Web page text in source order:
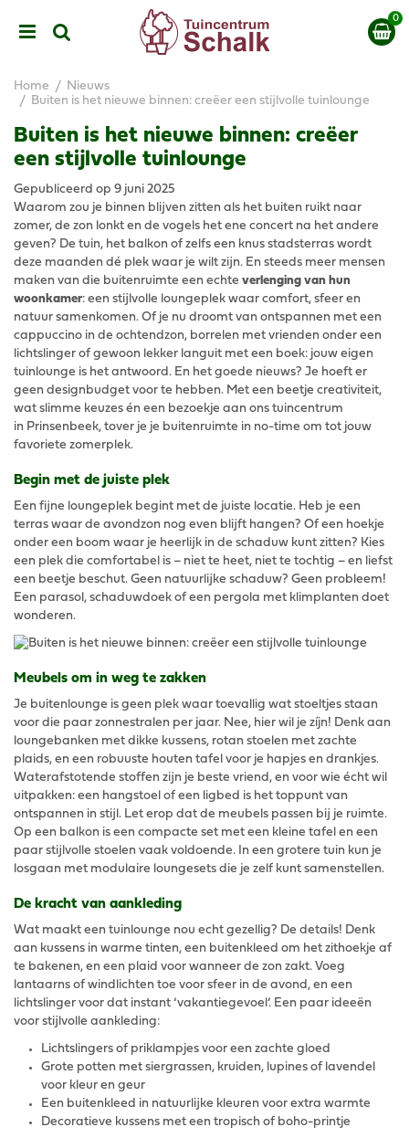
Home
Nieuws
Buiten is het nieuwe binnen: creëer een stijlvolle tuinlounge
Buiten is het nieuwe binnen: creëer
een stijlvolle tuinlounge
Gepubliceerd op 9 juni 2025
Waarom zou je binnen blijven zitten als het buiten ruikt naar
zomer, de zon lonkt en de vogels het ene concert na het andere
geven? De tuin, het balkon of zelfs een knus stadsterras wordt
deze maanden dé plek waar je wilt zijn. En steeds meer mensen
maken van die buitenruimte een echte verlenging van hun
woonkamer: een stijlvolle loungeplek waar comfort, sfeer en
natuur samenkomen. Of je nu droomt van ontspannen met een
cappuccino in de ochtendzon, borrelen met vrienden onder een
lichtslinger of gewoon lekker languit met een boek: jouw eigen
tuinlounge is het antwoord. En het goede nieuws? Je hoeft er
geen designbudget voor te hebben. Met een beetje creativiteit,
wat slimme keuzes én een bezoekje aan ons tuincentrum
in Prinsenbeek, tover je je buitenruimte in no-time om tot jouw
favoriete zomerplek.
Begin met de juiste plek
Een fijne loungeplek begint met de juiste locatie. Heb je een
terras waar de avondzon nog even blijft hangen? Of een hoekje
onder een boom waar je heerlijk in de schaduw kunt zitten? Kies
een plek die comfortabel is – niet te heet, niet te tochtig – en liefst
een beetje beschut. Geen natuurlijke schaduw? Geen probleem!
Een parasol, schaduwdoek of een pergola met klimplanten doet
wonderen.
Meubels om in weg te zakken
Je buitenlounge is geen plek waar toevallig wat stoeltjes staan
voor die paar zonnestralen per jaar. Nee, hier wil je zíjn! Denk aan
loungebanken met dikke kussens, rotan stoelen met zachte
plaids, en een robuuste houten tafel voor je hapjes en drankjes.
Waterafstotende stoffen zijn je beste vriend, en voor wie écht wil
uitpakken: een hangstoel of een ligbed is het toppunt van
ontspannen in stijl. Let erop dat de meubels passen bij je ruimte.
Op een balkon is een compacte set met een kleine tafel en een
paar stijlvolle stoelen vaak voldoende. In een grotere tuin kun je
losgaan met modulaire loungesets die je zelf kunt samenstellen.
De kracht van aankleding
Wat maakt een tuinlounge nou echt gezellig? De details! Denk
aan kussens in warme tinten, een buitenkleed om het zithoekje af
te bakenen, en een plaid voor wanneer de zon zakt. Voeg
lantaarns of windlichten toe voor sfeer in de avond, en een
lichtslinger voor dat instant ‘vakantiegevoel’. Een paar ideeën
voor stijlvolle aankleding:
Lichtslingers of priklampjes voor een zachte gloed
Grote potten met siergrassen, kruiden, lupines of lavendel
voor kleur en geur
Een buitenkleed in natuurlijke kleuren voor extra warmte
Decoratieve kussens met een tropisch of boho-printje